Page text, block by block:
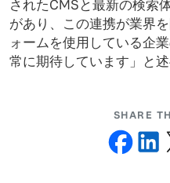
されたCMSと最新の検索
があり、この連携が業界
ォームを使用している企
常に期待しています」と述
SHARE